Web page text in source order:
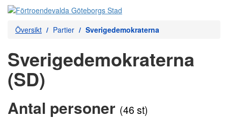
Översikt Partier Sverigedemokraterna
Sverigedemokraterna
(SD)
Antal personer (46 st)